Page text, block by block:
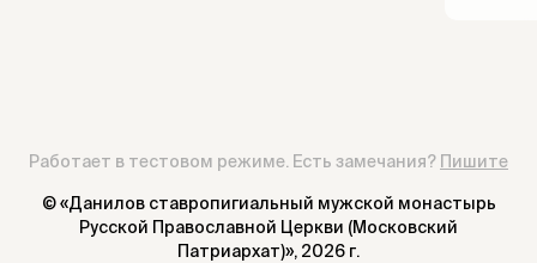
Работает в тестовом режиме. Есть замечания? Пишите
© «Данилов ставропигиальный мужской монастырь
Русской Православной Церкви (Московский
Патриархат)», 2026 г.